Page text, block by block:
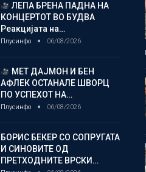
ЛЕПА БРЕНА ПАДНА НА
КОНЦЕРТОТ ВО БУДВА
Реакцијата на…
Плусинфо 06/08/2026
МЕТ ДАЈМОН И БЕН
АФЛЕК ОСТАНАЛЕ ШВОРЦ
ПО УСПЕХОТ НА…
Плусинфо 06/08/2026
БОРИС БЕКЕР СО СОПРУГАТА
И СИНОВИТЕ ОД
ПРЕТХОДНИТЕ ВРСКИ…